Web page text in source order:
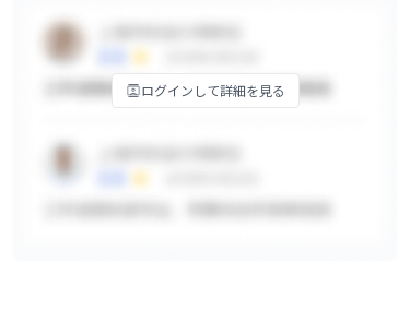
ログインして詳細を見る